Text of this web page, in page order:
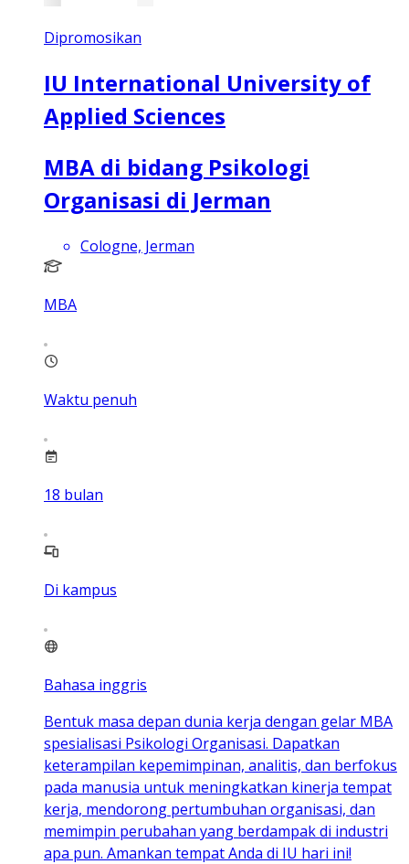
Dipromosikan
IU International University of
Applied Sciences
MBA di bidang Psikologi
Organisasi di Jerman
Cologne, Jerman
MBA
Waktu penuh
18 bulan
Di kampus
Bahasa inggris
Bentuk masa depan dunia kerja dengan gelar MBA
spesialisasi Psikologi Organisasi. Dapatkan
keterampilan kepemimpinan, analitis, dan berfokus
pada manusia untuk meningkatkan kinerja tempat
kerja, mendorong pertumbuhan organisasi, dan
memimpin perubahan yang berdampak di industri
apa pun. Amankan tempat Anda di IU hari ini!